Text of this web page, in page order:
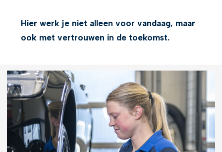
Hier werk je niet alleen voor vandaag, maar
ook met vertrouwen in de toekomst.